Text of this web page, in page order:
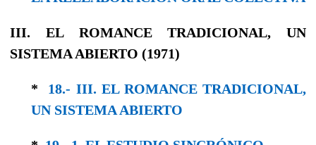
III. EL ROMANCE TRADICIONAL, UN
SISTEMA ABIERTO (1971)
* 18.- III. EL ROMANCE TRADICIONAL,
UN SISTEMA ABIERTO